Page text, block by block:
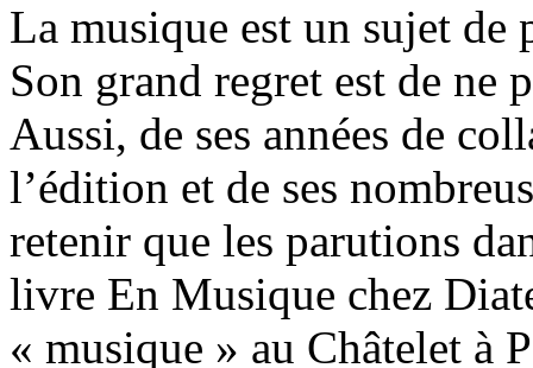
La musique est un sujet
Son grand regret est de ne
Aussi, de ses années de
l’édition et de ses
retenir que les parutions
livre En Musique chez
« musique » au Châtelet à